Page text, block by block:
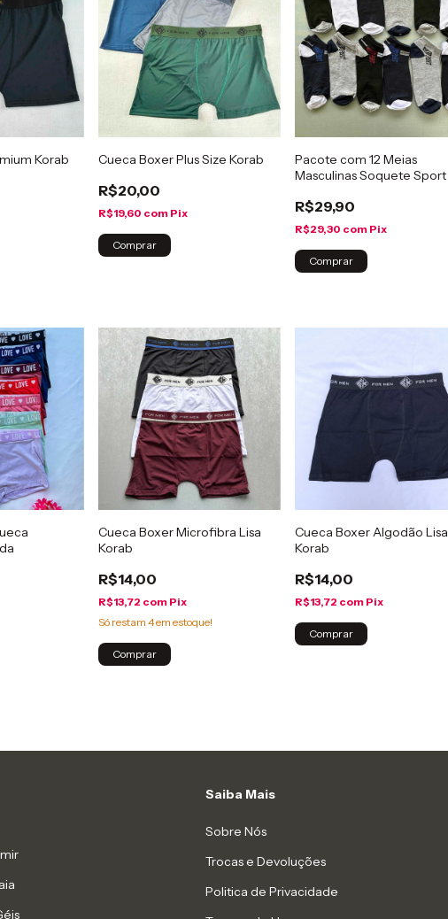
Korab
Cueca Boxer Plus Size Korab
R$20,00
R$19,60 com Pix
Comprar
Pacote com 12 Meias
Masculinas Soquete Sport
R$29,90
R$29,30 com Pix
Comprar
Cueca Boxer Microfibra Lisa
Korab
R$14,00
R$13,72 com Pix
Só restam 4em estoque!
Comprar
Cueca Boxer Algodão Lisa
Korab
R$14,00
R$13,72 com Pix
Comprar
Saiba Mais
Sobre Nós
Trocas e Devoluções
Politica de Privacidade